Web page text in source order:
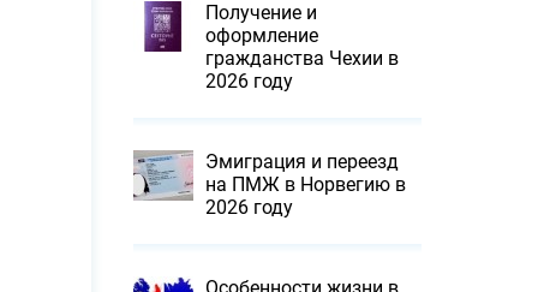
Получение и
оформление
гражданства Чехии в
2026 году
Эмиграция и переезд
на ПМЖ в Норвегию в
2026 году